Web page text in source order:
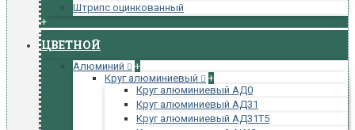
Штрипс оцинкованный
+
ЦВЕТНОЙ
Алюминий
+
Круг алюминиевый
+
Круг алюминиевый АД0
Круг алюминиевый АД31
Круг алюминиевый АД31Т5